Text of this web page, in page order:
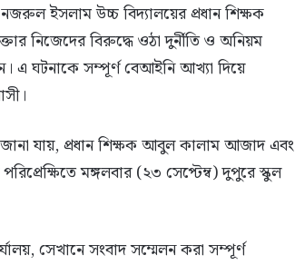
ইসলাম উচ্চ বিদ্যালয়ের প্রধান শিক্ষক
নিজেদের বিরুদ্ধে ওঠা দুর্নীতি ও অনিয়ম
এ ঘটনাকে সম্পূর্ণ বেআইনি আখ্যা দিয়ে
যায়, প্রধান শিক্ষক আবুল কালাম আজাদ এবং
মঙ্গলবার (২৩ সেপ্টেম্ব) দুপুরে স্কুল
সেখানে সংবাদ সম্মেলন করা সম্পূর্ণ